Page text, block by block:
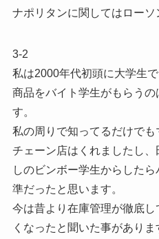
ナポリタンに関してはローソ
3-2
私は2000年代初頭に大学生
商品をバイト学生がもらう
す。
私の周りで知ってるだけで
チェーン店はくれましたし
しのビンボー学生からした
準だったと思います。
今は昔より在庫管理が徹底
くなったと聞いた事があり